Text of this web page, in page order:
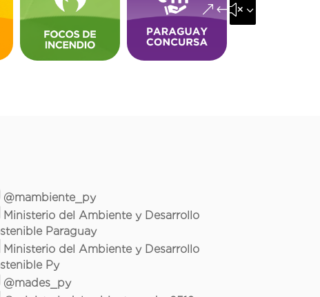
&#x35;
@mambiente_py
Ministerio del Ambiente y Desarrollo
Paraguay
Ministerio del Ambiente y Desarrollo
Py
@mades_py